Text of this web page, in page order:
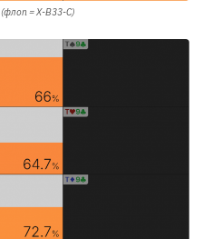
(флоп = X-B33-C)